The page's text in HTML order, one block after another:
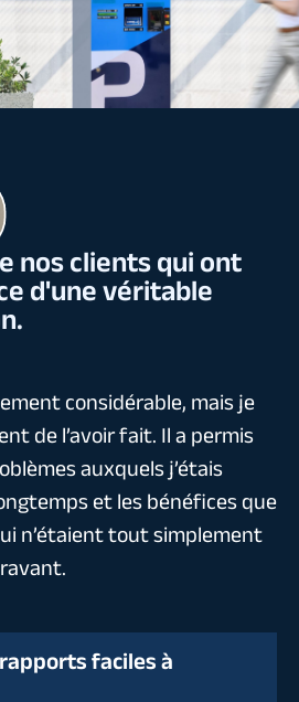
nos clients qui ont
d'une véritable
considérable, mais je
de l’avoir fait. Il a permis
auxquels j’étais
et les bénéfices que
n’étaient tout simplement
faciles à